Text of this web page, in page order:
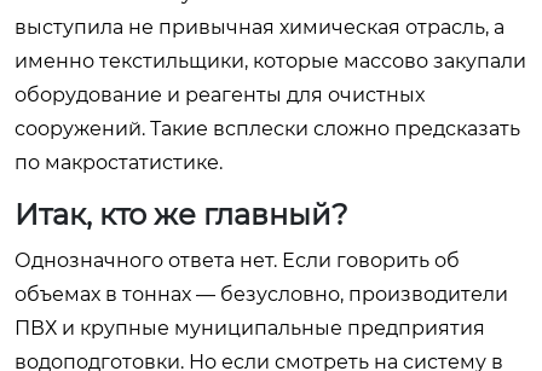
выступила не привычная химическая отрасль, а
именно текстильщики, которые массово закупали
оборудование и реагенты для очистных
сооружений. Такие всплески сложно предсказать
по макростатистике.
Итак, кто же главный?
Однозначного ответа нет. Если говорить об
объемах в тоннах — безусловно, производители
ПВХ и крупные муниципальные предприятия
водоподготовки. Но если смотреть на систему в